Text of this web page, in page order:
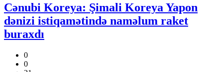
Cənubi Koreya: Şimali Koreya Yapon
dənizi istiqamətində naməlum raket
buraxdı
0
0